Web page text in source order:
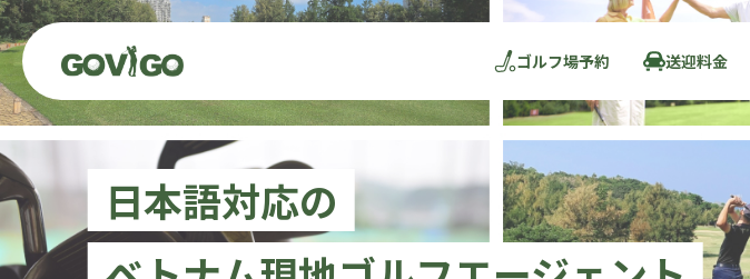
ゴルフ場予約 送迎料金
日本語対応の